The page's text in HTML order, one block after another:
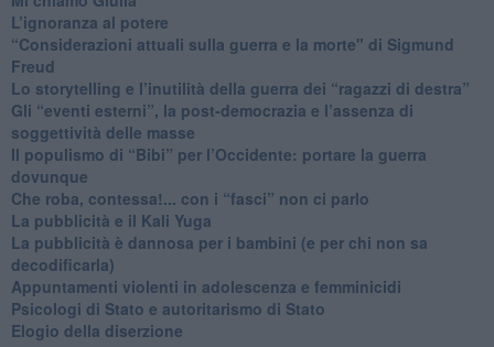
L’ignoranza al potere
​“Considerazioni attuali sulla guerra e la morte" di Sigmund
Freud
​Lo storytelling e l’inutilità della guerra dei “ragazzi di destra”
​Gli “eventi esterni”, la post-democrazia e l’assenza di
soggettività delle masse
​Il populismo di “Bibi” per l’Occidente: portare la guerra
dovunque
​Che roba, contessa!... con i “fasci” non ci parlo
La pubblicità e il Kali Yuga
​La pubblicità è dannosa per i bambini (e per chi non sa
decodificarla)
​Appuntamenti violenti in adolescenza e femminicidi
​Psicologi di Stato e autoritarismo di Stato
Elogio della diserzione